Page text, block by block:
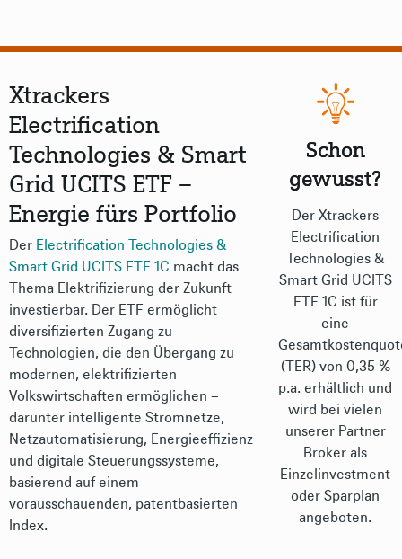
Xtrackers
Electrification
Technologies & Smart
Grid UCITS ETF –
Energie fürs Portfolio
Der Electrification Technologies &
Smart Grid UCITS ETF 1C macht das
Thema Elektrifizierung der Zukunft
investierbar. Der ETF ermöglicht
diversifizierten Zugang zu
Technologien, die den Übergang zu
modernen, elektrifizierten
Volkswirtschaften ermöglichen –
darunter intelligente Stromnetze,
Netzautomatisierung, Energieeffizienz
und digitale Steuerungssysteme,
basierend auf einem
vorausschauenden, patentbasierten
Index.
Schon
gewusst?
Der Xtrackers
Electrification
Technologies &
Smart Grid UCITS
ETF 1C ist für
eine
(TER) von 0,35 %
p.a. erhältlich und
wird bei vielen
unserer Partner
Broker als
Einzelinvestment
oder Sparplan
angeboten.